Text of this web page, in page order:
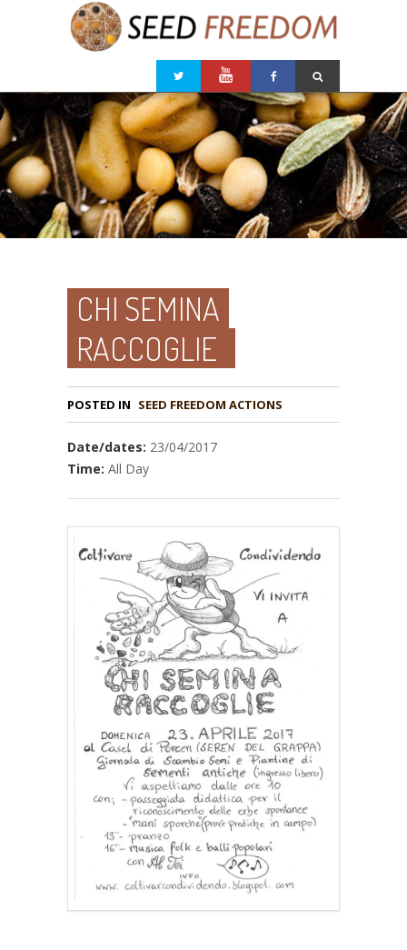
CHI SEMINA
RACCOGLIE
POSTED IN
Date/dates: 23/04/2017
Time: All Day